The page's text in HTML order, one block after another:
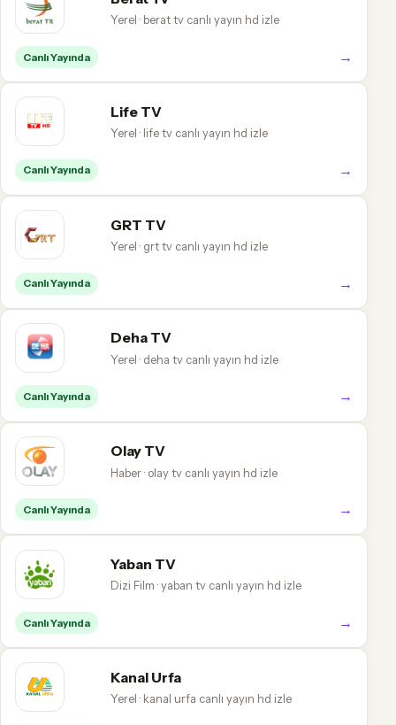
Yerel · berat tv canlı yayın hd izle
Canlı Yayında →
Life TV
Yerel · life tv canlı yayın hd izle
Canlı Yayında →
GRT TV
Yerel · grt tv canlı yayın hd izle
Canlı Yayında →
Deha TV
Yerel · deha tv canlı yayın hd izle
Canlı Yayında →
Olay TV
Haber · olay tv canlı yayın hd izle
Canlı Yayında →
Yaban TV
Dizi Film · yaban tv canlı yayın hd izle
Canlı Yayında →
Kanal Urfa
Yerel · kanal urfa canlı yayın hd izle